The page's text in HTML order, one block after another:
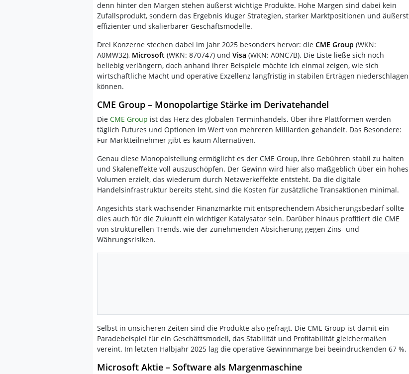
denn hinter den Margen stehen äußerst wichtige Produkte. Hohe Margen sind dabei kein
Zufallsprodukt, sondern das Ergebnis kluger Strategien, starker Marktpositionen und äußerst
effizienter und skalierbarer Geschäftsmodelle.
Drei Konzerne stechen dabei im Jahr 2025 besonders hervor: die CME Group (WKN:
A0MW32), Microsoft (WKN: 870747) und Visa (WKN: A0NC7B). Die Liste ließe sich noch
beliebig verlängern, doch anhand ihrer Beispiele möchte ich einmal zeigen, wie sich
wirtschaftliche Macht und operative Exzellenz langfristig in stabilen Erträgen niederschlagen
können.
CME Group – Monopolartige Stärke im Derivatehandel
Die CME Group ist das Herz des globalen Terminhandels. Über ihre Plattformen werden
täglich Futures und Optionen im Wert von mehreren Milliarden gehandelt. Das Besondere:
Für Marktteilnehmer gibt es kaum Alternativen.
Genau diese Monopolstellung ermöglicht es der CME Group, ihre Gebühren stabil zu halten
und Skaleneffekte voll auszuschöpfen. Der Gewinn wird hier also maßgeblich über ein hohes
Volumen erzielt, das wiederum durch Netzwerkeffekte entsteht. Da die digitale
Handelsinfrastruktur bereits steht, sind die Kosten für zusätzliche Transaktionen minimal.
Angesichts stark wachsender Finanzmärkte mit entsprechendem Absicherungsbedarf sollte
dies auch für die Zukunft ein wichtiger Katalysator sein. Darüber hinaus profitiert die CME
von strukturellen Trends, wie der zunehmenden Absicherung gegen Zins- und
Währungsrisiken.
Selbst in unsicheren Zeiten sind die Produkte also gefragt. Die CME Group ist damit ein
Paradebeispiel für ein Geschäftsmodell, das Stabilität und Profitabilität gleichermaßen
vereint. Im letzten Halbjahr 2025 lag die operative Gewinnmarge bei beeindruckenden 67 %.
Microsoft Aktie – Software als Margenmaschine